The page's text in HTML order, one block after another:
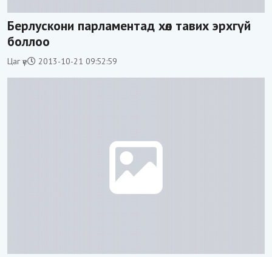
Берлускони парламентад хөл тавих эрхгүй
боллоо
Цаг үе 2013-10-21 09:52:59